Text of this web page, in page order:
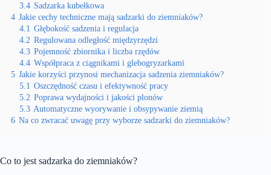
3.4 Sadzarka kubełkowa
4 Jakie cechy techniczne mają sadzarki do ziemniaków?
4.1 Głębokość sadzenia i regulacja
4.2 Regulowana odległość międzyrzędzi
4.3 Pojemność zbiornika i liczba rzędów
4.4 Współpraca z ciągnikami i glebogryzarkami
5 Jakie korzyści przynosi mechanizacja sadzenia ziemniaków?
5.1 Oszczędność czasu i efektywność pracy
5.2 Poprawa wydajności i jakości plonów
5.3 Automatyczne wyorywanie i obsypywanie ziemią
6 Na co zwracać uwagę przy wyborze sadzarki do ziemniaków?
Co to jest sadzarka do ziemniaków?